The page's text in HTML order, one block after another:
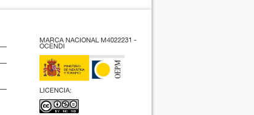
MARCA NACIONAL M4022231 -
OCENDI
LICENCIA: